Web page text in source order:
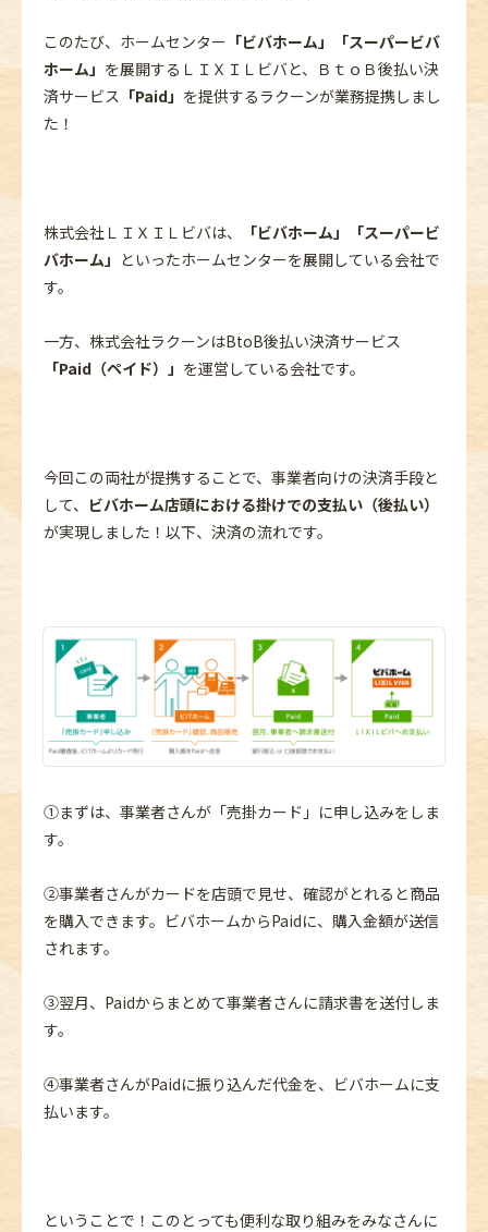
このたび、ホームセンター 「ビバホーム」「スーパービバ
ホーム」 を展開するＬＩＸＩＬビバと、ＢｔｏＢ後払い決
済サービス 「Paid」 を提供するラクーンが業務提携しまし
た！
株式会社ＬＩＸＩＬビバは、
「ビバホーム」「スーパービ
バホーム」 といったホームセンターを展開している会社で
す。
一方、株式会社ラクーンはBtoB後払い決済サービス
「Paid（ペイド）」 を運営している会社です。
今回この両社が提携することで、事業者向けの決済手段と
して、 ビバホーム店頭における掛けでの支払い（後払い）
が実現しました！以下、決済の流れです。
①まずは、事業者さんが「売掛カード」に申し込みをしま
す。
➁事業者さんがカードを店頭で見せ、確認がとれると商品
を購入できます。ビバホームからPaidに、購入金額が送信
されます。
➂翌月、Paidからまとめて事業者さんに請求書を送付しま
す。
④事業者さんがPaidに振り込んだ代金を、ビバホームに支
払います。
ということで！このとっても便利な取り組みをみなさんに